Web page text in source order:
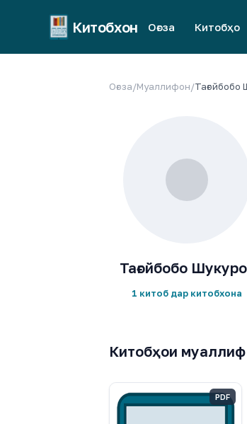
Китобхон Оғоза Китобҳо
Оғоза/Муаллифон/Тағойбобо
Тағойбобо
1 китоб дар китобхона
Китобҳои муаллиф
PDF